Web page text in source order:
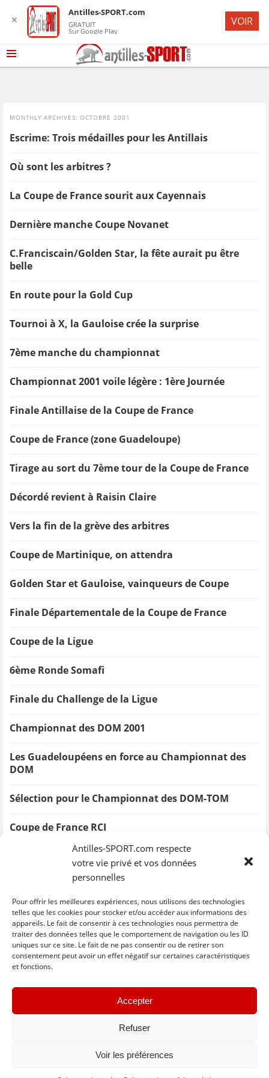
Antilles-SPORT.com respecte
votre vie privé et vos données
personnelles
Pour offrir les meilleures expériences, nous utilisons des technologies
telles que les cookies pour stocker et/ou accéder aux informations des
appareils. Le fait de consentir à ces technologies nous permettra de
traiter des données telles que le comportement de navigation ou les ID
uniques sur ce site. Le fait de ne pas consentir ou de retirer son
consentement peut avoir un effet négatif sur certaines caractéristiques
et fonctions.
Accepter
Refuser
Voir les préférences
MONTHLY ARCHIVES:OCTOBRE 2001
Escrime: Trois médailles pour les Antillais
Où sont les arbitres ?
La Coupe de France sourit aux Cayennais
Dernière manche Coupe Novanet
C.Franciscain/Golden Star, la fête aurait pu être
belle
En route pour la Gold Cup
Tournoi à X, la Gauloise crée la surprise
7ème manche du championnat
Championnat 2001 voile légère : 1ère Journée
Finale Antillaise de la Coupe de France
Coupe de France (zone Guadeloupe)
Tirage au sort du 7ème tour de la Coupe de France
Décordé revient à Raisin Claire
Vers la fin de la grève des arbitres
Coupe de Martinique, on attendra
Golden Star et Gauloise, vainqueurs de Coupe
Finale Départementale de la Coupe de France
Coupe de la Ligue
6ème Ronde Somafi
Finale du Challenge de la Ligue
Championnat des DOM 2001
Les Guadeloupéens en force au Championnat des
DOM
Sélection pour le Championnat des DOM-TOM
Coupe de France RCI
L’USM remporte la Coupe de France
Coupe de France
Golden Star et Golden Lion en finale du Challenge
Arcade prêt pour le Championnat des DOM
Cospar remporte le Mémorial Jules Houllier
Nègre, Roi des Grands Fonds
✕
Antilles-SPORT.com
GRATUIT
Sur Google Play
VOIR